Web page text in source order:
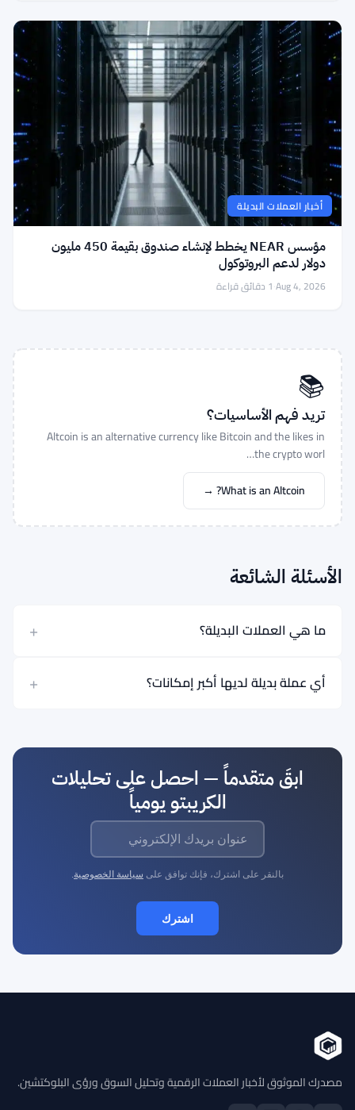
أخبار العملات البديلة
مؤسس NEAR يخطط لإنشاء صندوق بقيمة 450 مليون
دولار لدعم البروتوكول
Aug 4, 2026 1 دقائق قراءة
📚
تريد فهم الأساسيات؟
Altcoin is an alternative currency like Bitcoin and the likes in
the crypto worl…
What is an Altcoin? →
الأسئلة الشائعة
ما هي العملات البديلة؟
أي عملة بديلة لديها أكبر إمكانات؟
ابقَ متقدماً — احصل على تحليلات
الكريبتو يومياً
بالنقر على اشترك، فإنك توافق على سياسة الخصوصية.
مصدرك الموثوق لأخبار العملات الرقمية وتحليل السوق ورؤى البلوكتشين.